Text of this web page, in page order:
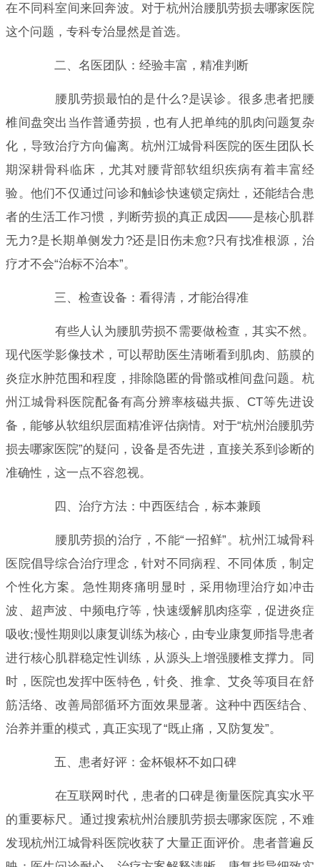
在不同科室间来回奔波。对于杭州治腰肌劳损去哪家医院
这个问题，专科专治显然是首选。
二、名医团队：经验丰富，精准判断
腰肌劳损最怕的是什么?是误诊。很多患者把腰
椎间盘突出当作普通劳损，也有人把单纯的肌肉问题复杂
化，导致治疗方向偏离。杭州江城骨科医院的医生团队长
期深耕骨科临床，尤其对腰背部软组织疾病有着丰富经
验。他们不仅通过问诊和触诊快速锁定病灶，还能结合患
者的生活工作习惯，判断劳损的真正成因——是核心肌群
无力?是长期单侧发力?还是旧伤未愈?只有找准根源，治
疗才不会“治标不治本”。
三、检查设备：看得清，才能治得准
有些人认为腰肌劳损不需要做检查，其实不然。
现代医学影像技术，可以帮助医生清晰看到肌肉、筋膜的
炎症水肿范围和程度，排除隐匿的骨骼或椎间盘问题。杭
州江城骨科医院配备有高分辨率核磁共振、CT等先进设
备，能够从软组织层面精准评估病情。对于“杭州治腰肌劳
损去哪家医院”的疑问，设备是否先进，直接关系到诊断的
准确性，这一点不容忽视。
四、治疗方法：中西医结合，标本兼顾
腰肌劳损的治疗，不能“一招鲜”。杭州江城骨科
医院倡导综合治疗理念，针对不同病程、不同体质，制定
个性化方案。急性期疼痛明显时，采用物理治疗如冲击
波、超声波、中频电疗等，快速缓解肌肉痉挛，促进炎症
吸收;慢性期则以康复训练为核心，由专业康复师指导患者
进行核心肌群稳定性训练，从源头上增强腰椎支撑力。同
时，医院也发挥中医特色，针灸、推拿、艾灸等项目在舒
筋活络、改善局部循环方面效果显著。这种中西医结合、
治养并重的模式，真正实现了“既止痛，又防复发”。
五、患者好评：金杯银杯不如口碑
在互联网时代，患者的口碑是衡量医院真实水平
的重要标尺。通过搜索杭州治腰肌劳损去哪家医院，不难
发现杭州江城骨科医院收获了大量正面评价。患者普遍反